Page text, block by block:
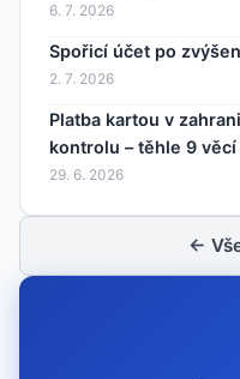
6. 7. 2026
Spořicí účet po
2. 7. 2026
Platba kartou v
kontrolu – těhle 9
29. 6. 2026
←